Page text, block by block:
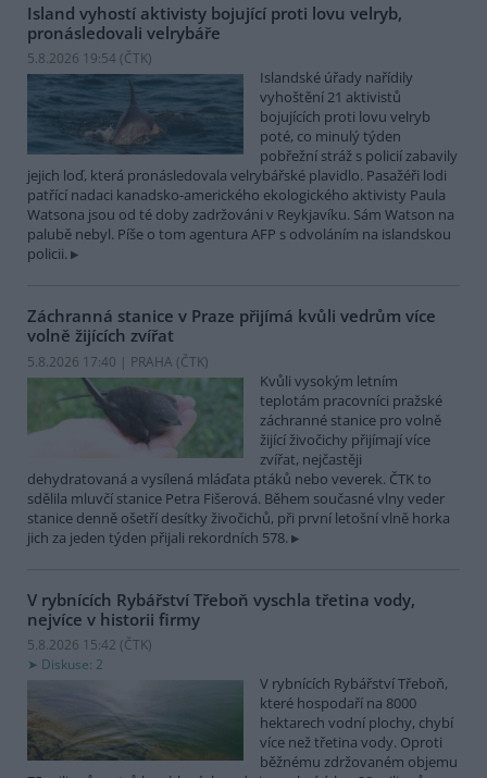
Island vyhostí aktivisty bojující proti lovu velryb,
pronásledovali velrybáře
5.8.2026 19:54 (ČTK)
Islandské úřady nařídily
vyhoštění 21 aktivistů
bojujících proti lovu velryb
poté, co minulý týden
pobřežní stráž s policií zabavily
jejich loď, která pronásledovala velrybářské plavidlo. Pasažéři lodi
patřící nadaci kanadsko-amerického ekologického aktivisty Paula
Watsona jsou od té doby zadržováni v Reykjavíku. Sám Watson na
palubě nebyl. Píše o tom agentura AFP s odvoláním na islandskou
policii.
Záchranná stanice v Praze přijímá kvůli vedrům více
volně žijících zvířat
5.8.2026 17:40 | PRAHA (ČTK)
Kvůli vysokým letním
teplotám pracovníci pražské
záchranné stanice pro volně
žijící živočichy přijímají více
zvířat, nejčastěji
dehydratovaná a vysílená mláďata ptáků nebo veverek. ČTK to
sdělila mluvčí stanice Petra Fišerová. Během současné vlny veder
stanice denně ošetří desítky živočichů, při první letošní vlně horka
jich za jeden týden přijali rekordních 578.
V rybnících Rybářství Třeboň vyschla třetina vody,
nejvíce v historii firmy
5.8.2026 15:42 (ČTK)
Diskuse: 2
V rybnících Rybářství Třeboň,
které hospodaří na 8000
hektarech vodní plochy, chybí
více než třetina vody. Oproti
běžnému zdržovaném objemu